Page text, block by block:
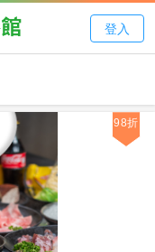
登入
98折